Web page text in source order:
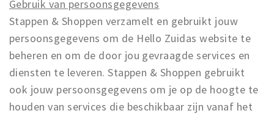
Gebruik van persoonsgegevens
Stappen & Shoppen verzamelt en gebruikt jouw
persoonsgegevens om de Hello Zuidas website te
beheren en om de door jou gevraagde services en
diensten te leveren. Stappen & Shoppen gebruikt
ook jouw persoonsgegevens om je op de hoogte te
houden van services die beschikbaar zijn vanaf het